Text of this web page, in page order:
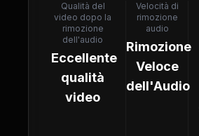
Qualità del
video dopo la
rimozione
dell'audio
Eccellente
qualità
video
Velocità di
rimozione
audio
Rimozione
Veloce
dell'Audio